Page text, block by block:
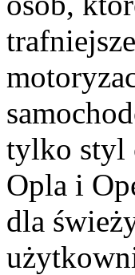
tylko styl
Opla i
dla